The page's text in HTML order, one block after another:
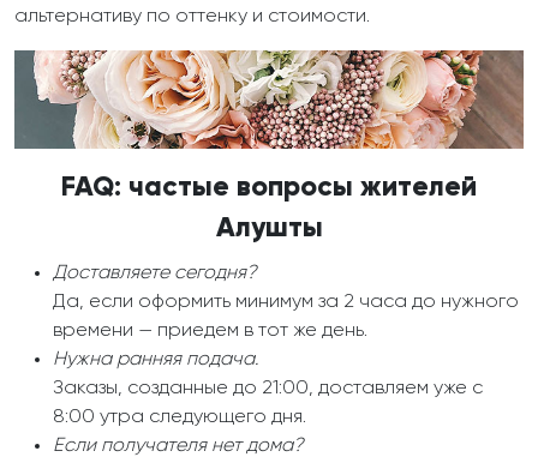
альтернативу по оттенку и стоимости.
FAQ: частые вопросы жителей
Алушты
Доставляете сегодня?
Да, если оформить минимум за 2 часа до нужного
времени — приедем в тот же день.
Нужна ранняя подача.
Заказы, созданные до 21:00, доставляем уже с
8:00 утра следующего дня.
Если получателя нет дома?